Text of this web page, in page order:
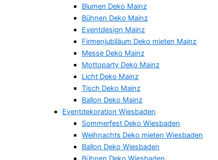
Blumen Deko Mainz
Bühnen Deko Mainz
Eventdesign Mainz
Firmenjubiläum Deko mieten Mainz
Messe Deko Mainz
Mottoparty Deko Mainz
Licht Deko Mainz
Tisch Deko Mainz
Ballon Deko Mainz
Eventdekoration Wiesbaden
Sommerfest Deko Wiesbaden
Weihnachts Deko mieten Wiesbaden
Ballon Deko Wiesbaden